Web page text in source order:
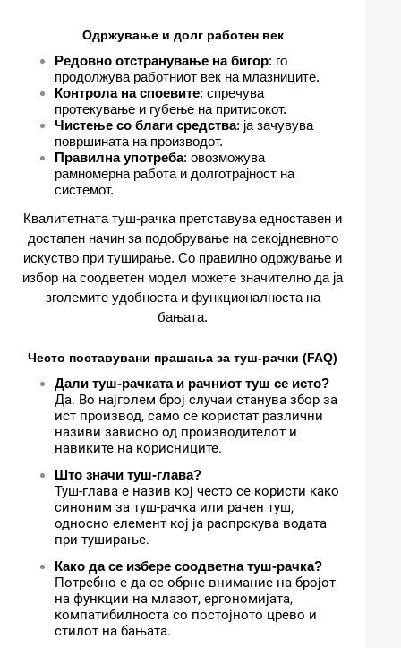
Одржување и долг работен век
Редовно отстранување на бигор: го
продолжува работниот век на млазниците.
Контрола на споевите: спречува
протекување и губење на притисокот.
Чистење со благи средства: ја зачувува
површината на производот.
Правилна употреба: овозможува
рамномерна работа и долготрајност на
системот.
Квалитетната туш-рачка претставува едноставен и
достапен начин за подобрување на секојдневното
искуство при туширање. Со правилно одржување и
избор на соодветен модел можете значително да ја
зголемите удобноста и функционалноста на
бањата.
Често поставувани прашања за туш-рачки (FAQ)
Дали туш-рачката и рачниот туш се исто?
Да. Во најголем број случаи станува збор за
ист производ, само се користат различни
називи зависно од производителот и
навиките на корисниците.
Што значи туш-глава?
Туш-глава е назив кој често се користи како
синоним за туш-рачка или рачен туш,
односно елемент кој ја распрскува водата
при туширање.
Како да се избере соодветна туш-рачка?
Потребно е да се обрне внимание на бројот
на функции на млазот, ергономијата,
компатибилноста со постојното црево и
стилот на бањата.